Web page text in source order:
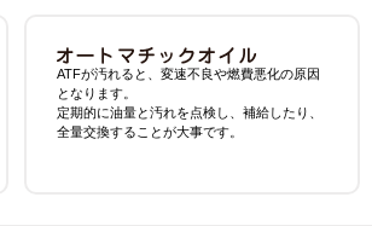
ATFが汚れると、変速不良や燃費悪化の原因
となります。
定期的に油量と汚れを点検し、補給したり、
全量交換することが大事です。